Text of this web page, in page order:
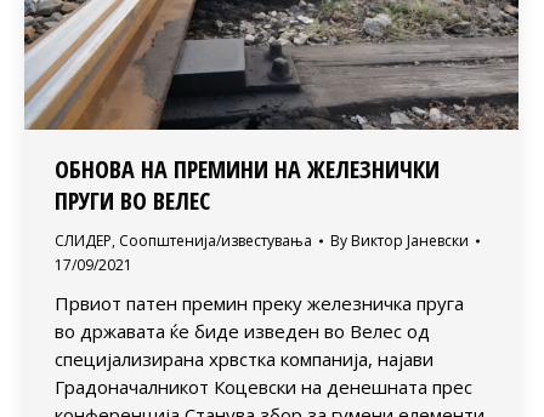
ОБНОВА НА ПРЕМИНИ НА ЖЕЛЕЗНИЧКИ
ПРУГИ ВО ВЕЛЕС
СЛИДЕР, Соопштенија/известувања By Виктор Јаневски
17/09/2021
Првиот патен премин преку железничка пруга
во државата ќе биде изведен во Велес од
специјализирана хрвстка компанија, најави
Градоначалникот Коцевски на денешната прес